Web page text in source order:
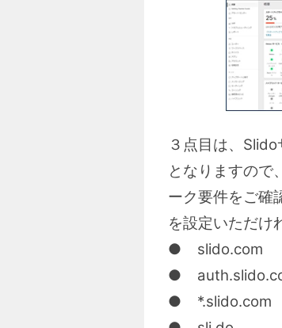
３点目は、
となりますので
ーク要件をご確
を設定いただけ
● slido.com
●
● *.slido.com